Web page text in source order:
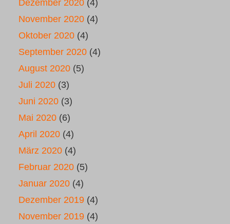
Dezember 2020 (4)
November 2020 (4)
Oktober 2020 (4)
September 2020 (4)
August 2020 (5)
Juli 2020 (3)
Juni 2020 (3)
Mai 2020 (6)
April 2020 (4)
März 2020 (4)
Februar 2020 (5)
Januar 2020 (4)
Dezember 2019 (4)
November 2019 (4)